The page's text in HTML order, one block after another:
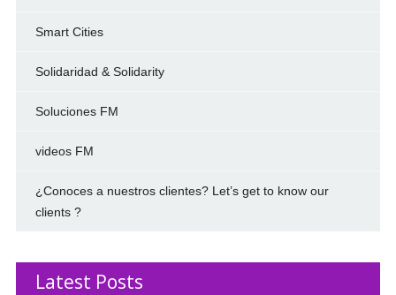
Smart Cities
Solidaridad & Solidarity
Soluciones FM
videos FM
¿Conoces a nuestros clientes? Let’s get to know our
clients ?
Latest Posts